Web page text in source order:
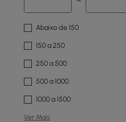
Abaixo de 150
150 a 250
250 a 500
500 a 1000
1000 a 1500
Ver Mais